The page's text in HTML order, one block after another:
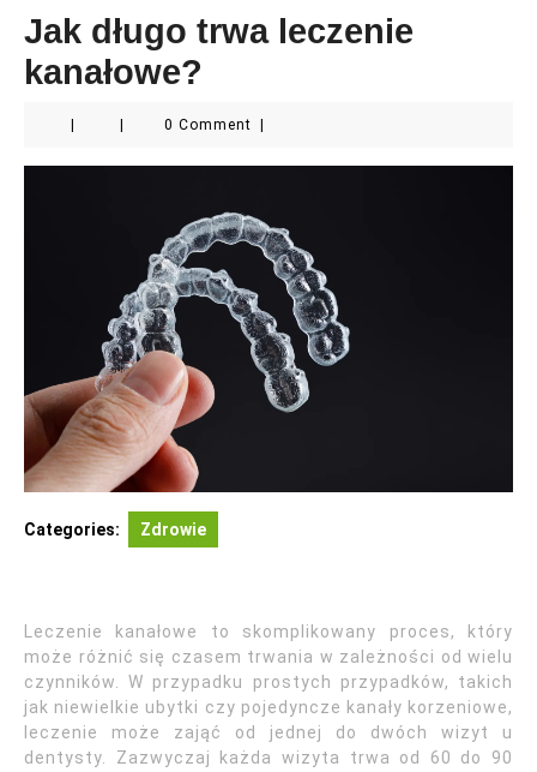
Jak długo trwa leczenie
kanałowe?
0 Comment
Categories: Zdrowie
Leczenie kanałowe to skomplikowany proces, który
może różnić się czasem trwania w zależności od wielu
czynników. W przypadku prostych przypadków, takich
jak niewielkie ubytki czy pojedyncze kanały korzeniowe,
leczenie może zająć od jednej do dwóch wizyt u
dentysty. Zazwyczaj każda wizyta trwa od 60 do 90